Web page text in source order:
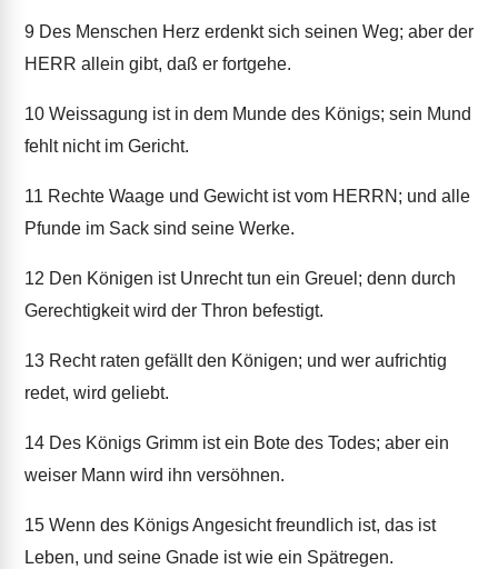
9 Des Menschen Herz erdenkt sich seinen Weg; aber der
HERR allein gibt, daß er fortgehe.
10 Weissagung ist in dem Munde des Königs; sein Mund
fehlt nicht im Gericht.
11 Rechte Waage und Gewicht ist vom HERRN; und alle
Pfunde im Sack sind seine Werke.
12 Den Königen ist Unrecht tun ein Greuel; denn durch
Gerechtigkeit wird der Thron befestigt.
13 Recht raten gefällt den Königen; und wer aufrichtig
redet, wird geliebt.
14 Des Königs Grimm ist ein Bote des Todes; aber ein
weiser Mann wird ihn versöhnen.
15 Wenn des Königs Angesicht freundlich ist, das ist
Leben, und seine Gnade ist wie ein Spätregen.